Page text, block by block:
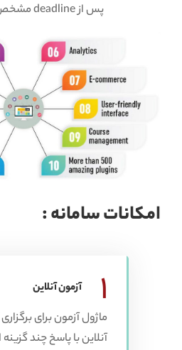
پس از deadline مشخص شده توسط استاد
امکانات سامانه :
1 آزمون آنلاین
ماژول آزمون برای
آنلاین با پاسخ چند